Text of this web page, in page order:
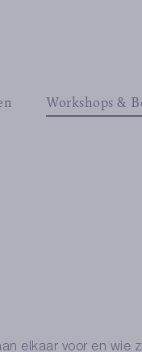
Workshops &
elkaar voor en wie